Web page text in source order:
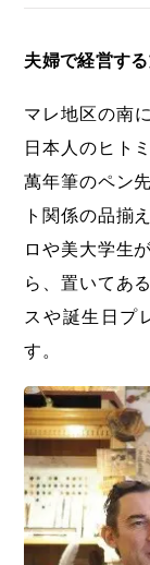
夫婦で経営す
マレ地区の南
日本人のヒト
萬年筆のペン
ト関係の品揃
ロや美大学生
ら、置いてあ
スや誕生日プ
す。